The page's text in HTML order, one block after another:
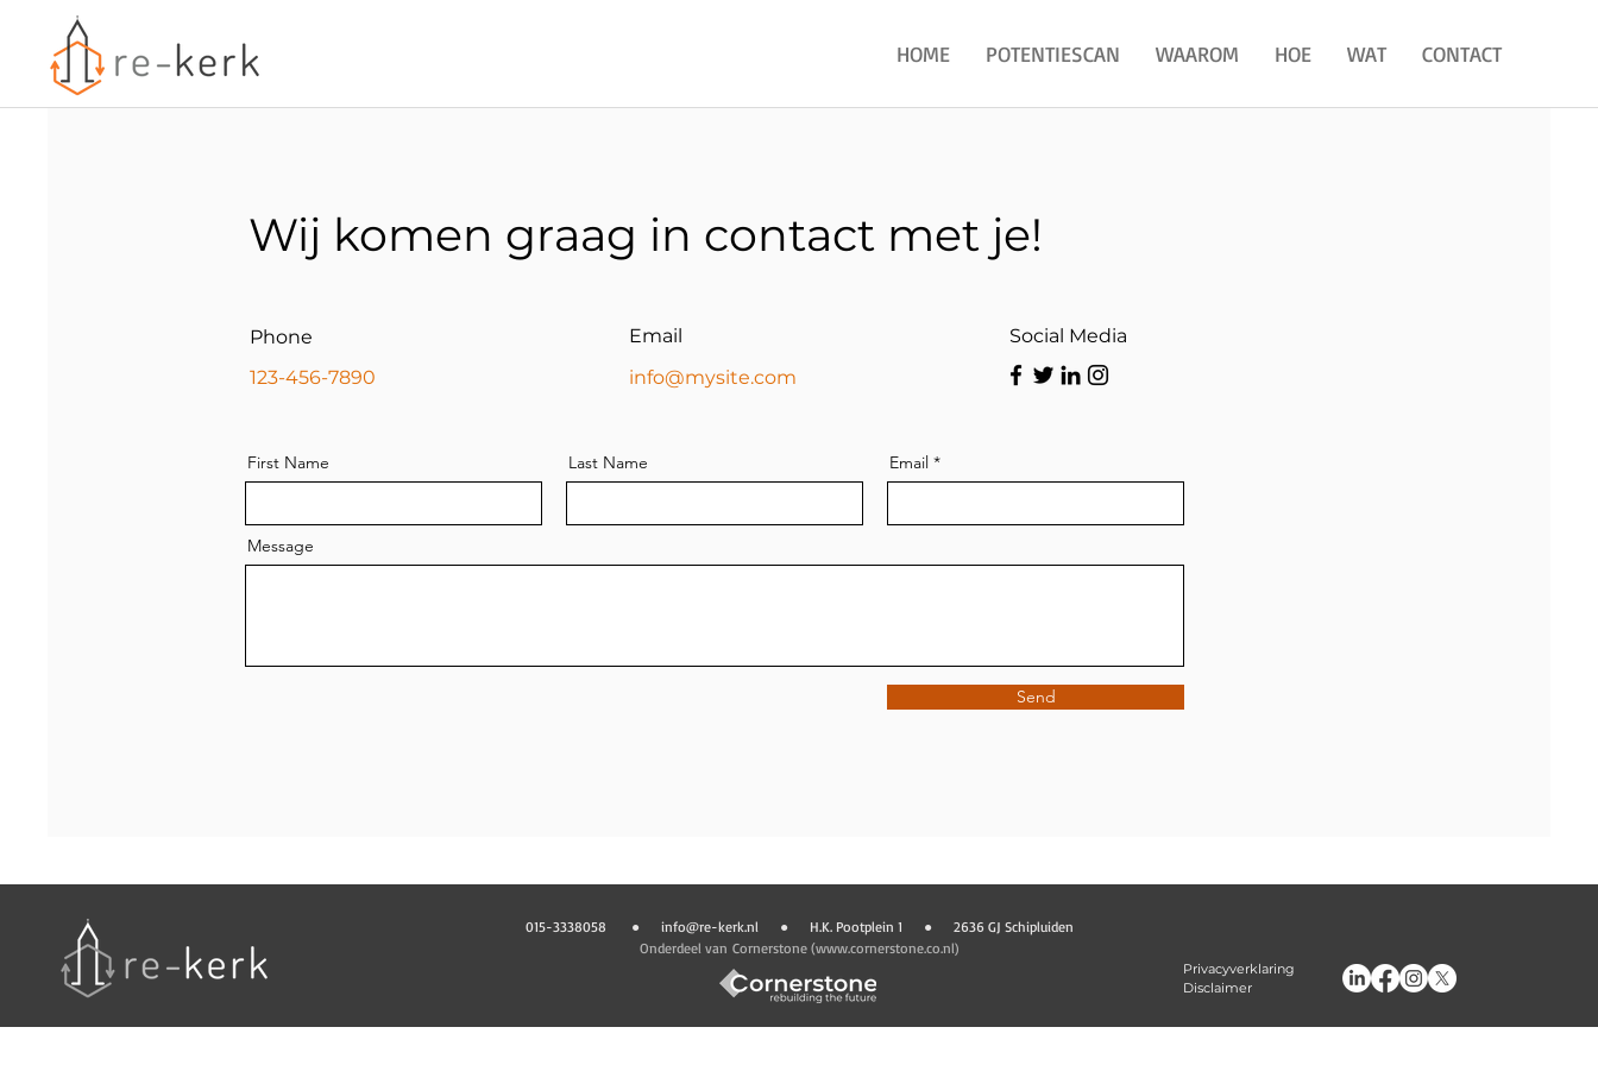
HOME POTENTIESCAN WAAROM HOE WAT CONTACT
Wij komen graag in contact met je!
Phone
123-456-7890
Email
info@mysite.com
Social Media
First Name Last Name Email
Message
Send
015-3338058 ●info@re-kerk.nl ● H.K. Pootplein 1 ● 2636 GJ Schipluiden​​​​
Onderdeel van Cornerstone (www.cornerstone.co.nl)
Privacyverklaring
Disclaimer